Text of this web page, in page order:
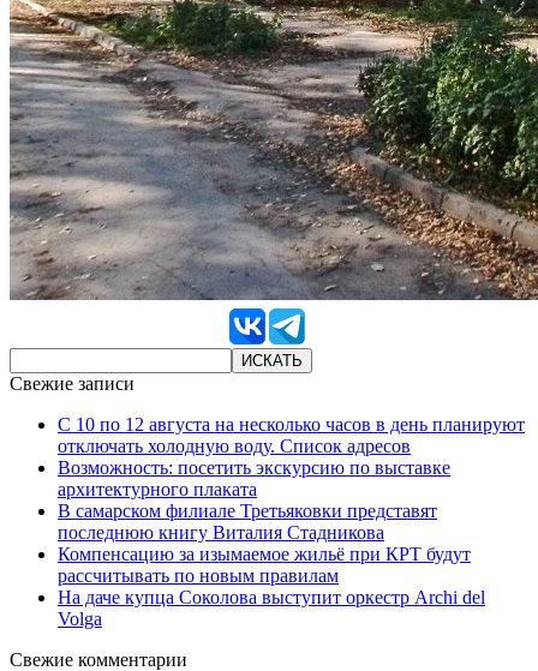
Свежие записи
С 10 по 12 августа на несколько часов в день планируют
отключать холодную воду. Список адресов
Возможность: посетить экскурсию по выставке
архитектурного плаката
В самарском филиале Третьяковки представят
последнюю книгу Виталия Стадникова
Компенсацию за изымаемое жильё при КРТ будут
рассчитывать по новым правилам
На даче купца Соколова выступит оркестр Archi del
Volga
Свежие комментарии